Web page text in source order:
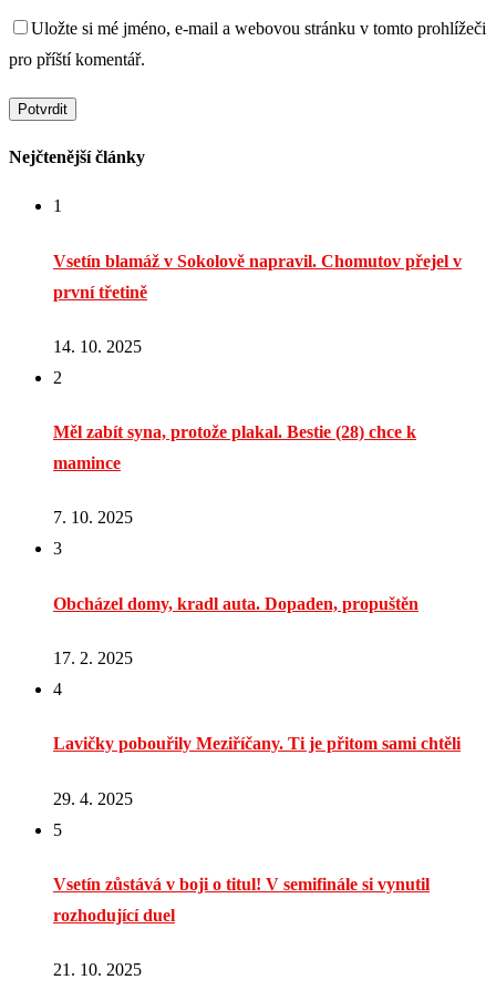
Uložte si mé jméno, e-mail a webovou stránku v tomto prohlížeči
pro příští komentář.
Nejčtenější články
1
Vsetín blamáž v Sokolově napravil. Chomutov přejel v
první třetině
14. 10. 2025
2
Měl zabít syna, protože plakal. Bestie (28) chce k
mamince
7. 10. 2025
3
Obcházel domy, kradl auta. Dopaden, propuštěn
17. 2. 2025
4
Lavičky pobouřily Meziříčany. Ti je přitom sami chtěli
29. 4. 2025
5
Vsetín zůstává v boji o titul! V semifinále si vynutil
rozhodující duel
21. 10. 2025